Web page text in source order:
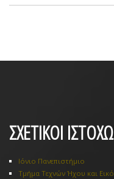
ΣΧΕΤΙΚΟΙ
Ιόνιο Πανεπιστήμιο
Τμήμα Τεχνών Ήχου και